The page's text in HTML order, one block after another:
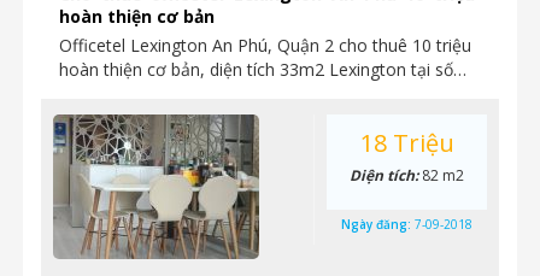
hoàn thiện cơ bản
Officetel Lexington An Phú, Quận 2 cho thuê 10 triệu
hoàn thiện cơ bản, diện tích 33m2 Lexington tại số…
18 Triệu
Diện tích:82 m2
Ngày đăng: 7-09-2018